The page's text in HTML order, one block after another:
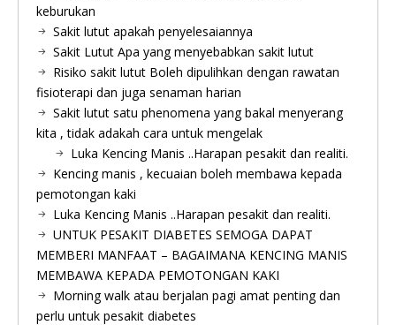
keburukan
Sakit lutut apakah penyelesaiannya
Sakit Lutut Apa yang menyebabkan sakit lutut
Risiko sakit lutut Boleh dipulihkan dengan rawatan
fisioterapi dan juga senaman harian
Sakit lutut satu phenomena yang bakal menyerang
kita , tidak adakah cara untuk mengelak
Luka Kencing Manis ..Harapan pesakit dan realiti.
Kencing manis , kecuaian boleh membawa kepada
pemotongan kaki
Luka Kencing Manis ..Harapan pesakit dan realiti.
UNTUK PESAKIT DIABETES SEMOGA DAPAT
MEMBERI MANFAAT – BAGAIMANA KENCING MANIS
MEMBAWA KEPADA PEMOTONGAN KAKI
Morning walk atau berjalan pagi amat penting dan
perlu untuk pesakit diabetes